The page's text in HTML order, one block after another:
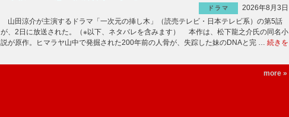
ドラマ
2026年8月3日
山田涼介が主演するドラマ「一次元の挿し木」（読売テレビ・日本テレビ系）の第5話
が、2日に放送された。（※以下、ネタバレを含みます） 本作は、松下龍之介氏の同名小
説が原作。ヒマラヤ山中で発掘された200年前の人骨が、失踪した妹のDNAと完 … 続きを
more »